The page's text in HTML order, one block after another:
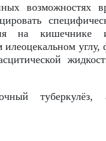
возможностях
на кишечнике
илеоцекальном
туберкулёз,